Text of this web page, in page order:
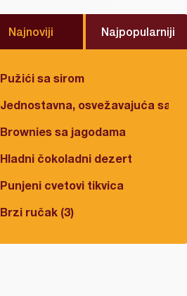
Najnoviji Najpopularniji
Pužići sa sirom
Jednostavna, osvežavajuća salata
Brownies sa jagodama
Hladni čokoladni dezert
Punjeni cvetovi tikvica
Brzi ručak (3)